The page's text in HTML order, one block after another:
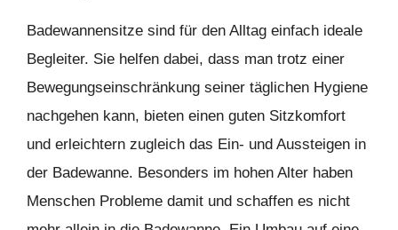
Badewannensitze sind für den Alltag einfach ideale
Begleiter. Sie helfen dabei, dass man trotz einer
Bewegungseinschränkung seiner täglichen Hygiene
nachgehen kann, bieten einen guten Sitzkomfort
und erleichtern zugleich das Ein- und Aussteigen in
der Badewanne. Besonders im hohen Alter haben
Menschen Probleme damit und schaffen es nicht